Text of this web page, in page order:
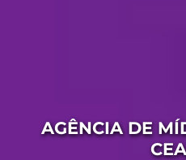
AGÊNCIA DE